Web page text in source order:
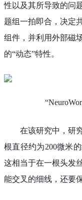
性以及其所导致的问
题组一拍即合，决定
组件，并利用外部磁
的“动态”特性。
在该研究中，研
根直径约为200微米
这相当于在一根头发
能交叉的细线，还要